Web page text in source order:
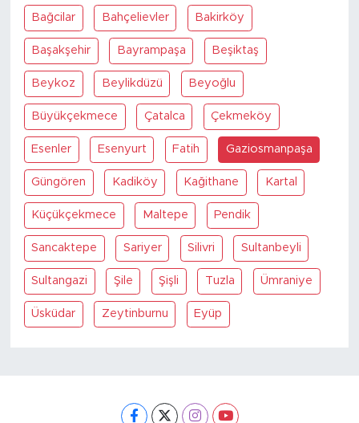
Bağcilar Bahçelievler Bakirköy
Başakşehir Bayrampaşa Beşiktaş
Beykoz Beylikdüzü Beyoğlu
Büyükçekmece Çatalca Çekmeköy
Esenler Esenyurt Fatih Gaziosmanpaşa
Güngören Kadiköy Kağithane Kartal
Küçükçekmece Maltepe Pendik
Sancaktepe Sariyer Silivri Sultanbeyli
Sultangazi Şile Şişli Tuzla Ümraniye
Üsküdar Zeytinburnu Eyüp